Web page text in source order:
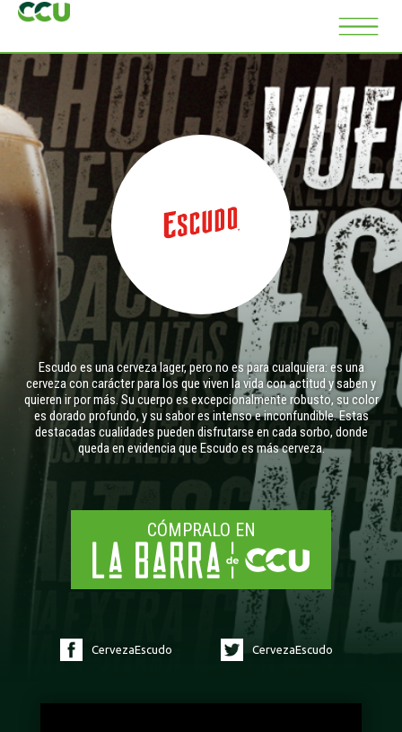
Escudo es una cerveza lager, pero no es para cualquiera: es una
cerveza con carácter para los que viven la vida con actitud y saben y
quieren ir por más. Su cuerpo es excepcionalmente robusto, su color
es dorado profundo, y su sabor es intenso e inconfundible. Estas
destacadas cualidades pueden disfrutarse en cada sorbo, donde
queda en evidencia que Escudo es más cerveza.
CÓMPRALO EN
CervezaEscudo CervezaEscudo